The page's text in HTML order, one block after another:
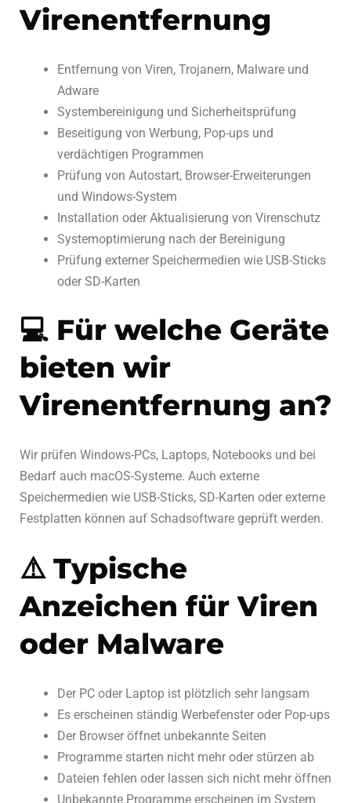
Virenentfernung
Entfernung von Viren, Trojanern, Malware und
Adware
Systembereinigung und Sicherheitsprüfung
Beseitigung von Werbung, Pop-ups und
verdächtigen Programmen
Prüfung von Autostart, Browser-Erweiterungen
und Windows-System
Installation oder Aktualisierung von Virenschutz
Systemoptimierung nach der Bereinigung
Prüfung externer Speichermedien wie USB-Sticks
oder SD-Karten
💻 Für welche Geräte
bieten wir
Virenentfernung an?
Wir prüfen Windows-PCs, Laptops, Notebooks und bei
Bedarf auch macOS-Systeme. Auch externe
Speichermedien wie USB-Sticks, SD-Karten oder externe
Festplatten können auf Schadsoftware geprüft werden.
⚠️ Typische
Anzeichen für Viren
oder Malware
Der PC oder Laptop ist plötzlich sehr langsam
Es erscheinen ständig Werbefenster oder Pop-ups
Der Browser öffnet unbekannte Seiten
Programme starten nicht mehr oder stürzen ab
Dateien fehlen oder lassen sich nicht mehr öffnen
Unbekannte Programme erscheinen im System